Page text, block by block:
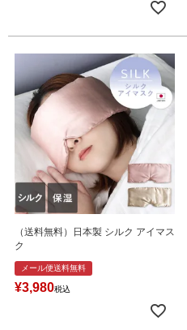
（送料無料）日本製 シルク アイマス
ク
メール便送料無料
¥3,980税込